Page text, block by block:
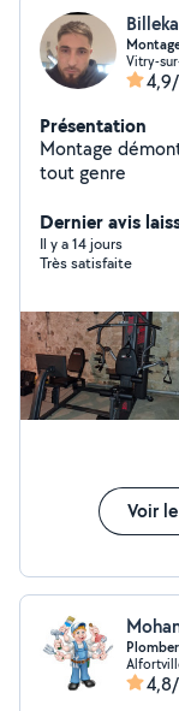
Vitry-
Présentation
Montage
tout genre
Dernier avis
Il y a 14 jours
Très satisfaite
Voir